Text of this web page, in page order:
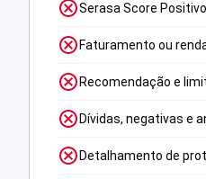
Serasa Score Positivo
Faturamento ou
Recomendação e
Dívidas, negativas e
Detalhamento de